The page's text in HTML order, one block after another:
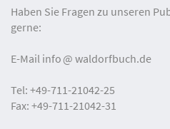
Haben Sie Fragen zu unseren
gerne:
E-Mail info waldorfbuch.de
Tel: +49-711-21042-25
Fax: +49-711-21042-31